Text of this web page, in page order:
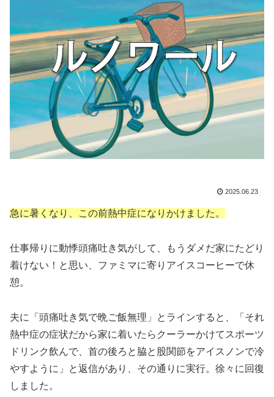
2025.06.23
急に暑くなり、この前熱中症になりかけました。
仕事帰りに動悸頭痛吐き気がして、もうダメだ家にたどり
着けない！と思い、ファミマに寄りアイスコーヒーで休
憩。
夫に「頭痛吐き気で晩ご飯無理」とラインすると、「それ
熱中症の症状だから家に着いたらクーラーかけてスポーツ
ドリンク飲んで、首の後ろと脇と股関節をアイスノンで冷
やすように」と返信があり、その通りに実行。徐々に回復
しました。